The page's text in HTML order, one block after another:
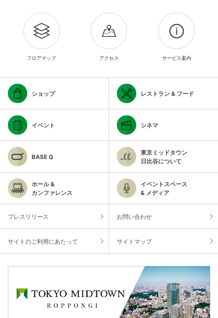
フロアマップ アクセス サービス案内
ショップ レストラン & フード
イベント シネマ
BASE Q
東京ミッドタウン
日比谷について
ホール &
カンファレンス
イベントスペース
& メディア
プレスリリース お問い合わせ
サイトのご利用にあたって サイトマップ